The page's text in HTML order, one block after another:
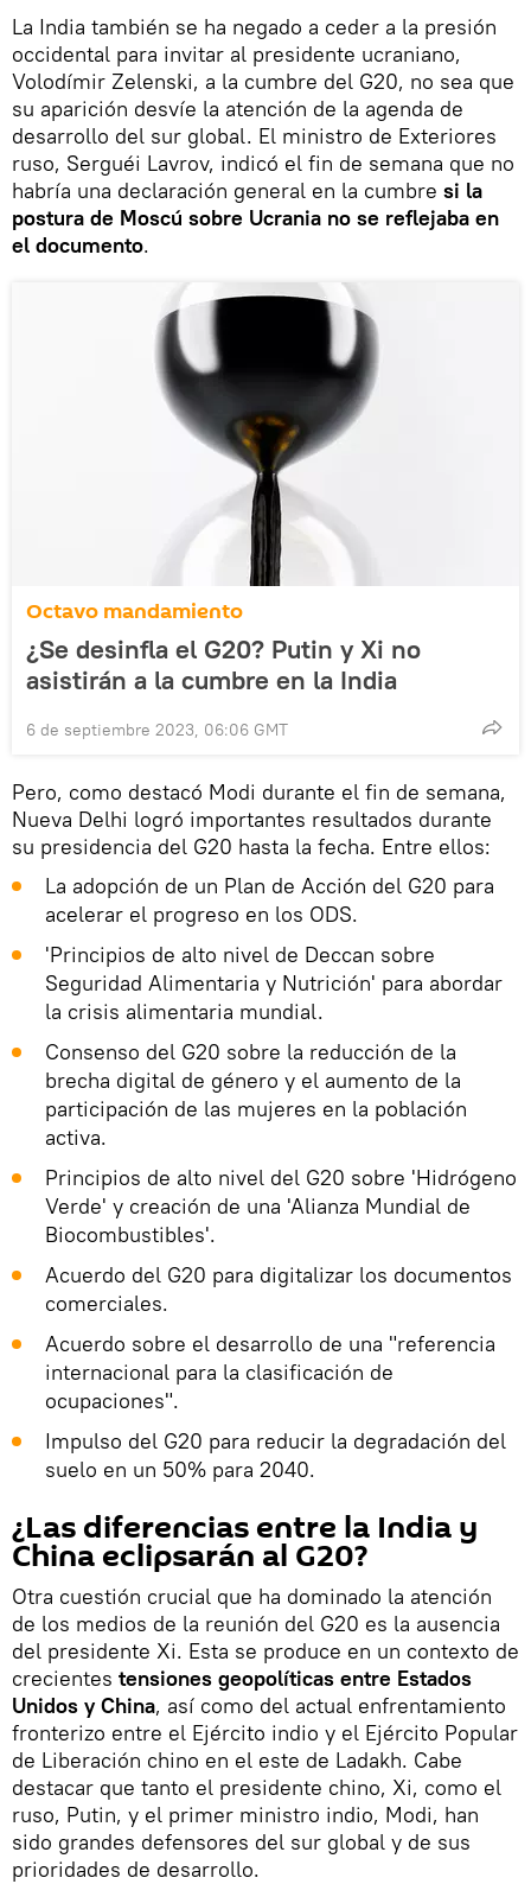
La India también se ha negado a ceder a la presión
occidental para invitar al presidente ucraniano,
Volodímir Zelenski, a la cumbre del G20, no sea que
su aparición desvíe la atención de la agenda de
desarrollo del sur global. El ministro de Exteriores
ruso, Serguéi Lavrov, indicó el fin de semana que no
habría una declaración general en la cumbre si la
postura de Moscú sobre Ucrania no se reflejaba en
el documento.
Octavo mandamiento
¿Se desinfla el G20? Putin y Xi no
asistirán a la cumbre en la India
6 de septiembre 2023, 06:06 GMT
Pero, como destacó Modi durante el fin de semana,
Nueva Delhi logró importantes resultados durante
su presidencia del G20 hasta la fecha. Entre ellos:
La adopción de un Plan de Acción del G20 para
acelerar el progreso en los ODS.
'Principios de alto nivel de Deccan sobre
Seguridad Alimentaria y Nutrición' para abordar
la crisis alimentaria mundial.
Consenso del G20 sobre la reducción de la
brecha digital de género y el aumento de la
participación de las mujeres en la población
activa.
Principios de alto nivel del G20 sobre 'Hidrógeno
Verde' y creación de una 'Alianza Mundial de
Biocombustibles'.
Acuerdo del G20 para digitalizar los documentos
comerciales.
Acuerdo sobre el desarrollo de una "referencia
internacional para la clasificación de
ocupaciones".
Impulso del G20 para reducir la degradación del
suelo en un 50% para 2040.
¿Las diferencias entre la India y
China eclipsarán al G20?
Otra cuestión crucial que ha dominado la atención
de los medios de la reunión del G20 es la ausencia
del presidente Xi. Esta se produce en un contexto de
crecientes tensiones geopolíticas entre Estados
Unidos y China, así como del actual enfrentamiento
fronterizo entre el Ejército indio y el Ejército Popular
de Liberación chino en el este de Ladakh. Cabe
destacar que tanto el presidente chino, Xi, como el
ruso, Putin, y el primer ministro indio, Modi, han
sido grandes defensores del sur global y de sus
prioridades de desarrollo.